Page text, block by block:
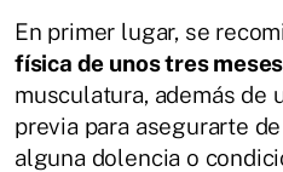
En primer lugar, se
física de unos tres meses
musculatura, además de
previa para asegurarte
alguna dolencia o